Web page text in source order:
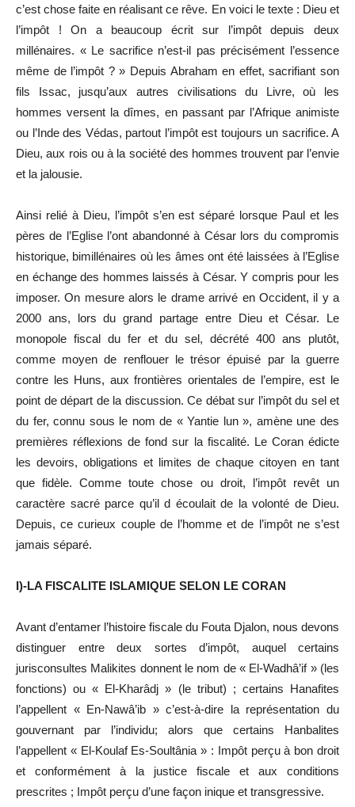
c’est chose faite en réalisant ce rêve. En voici le texte : Dieu et
l’impôt ! On a beaucoup écrit sur l’impôt depuis deux
millénaires. « Le sacrifice n’est-il pas précisément l’essence
même de l’impôt ? » Depuis Abraham en effet, sacrifiant son
fils Issac, jusqu’aux autres civilisations du Livre, où les
hommes versent la dîmes, en passant par l’Afrique animiste
ou l’Inde des Védas, partout l’impôt est toujours un sacrifice. A
Dieu, aux rois ou à la société des hommes trouvent par l’envie
et la jalousie.
Ainsi relié à Dieu, l’impôt s’en est séparé lorsque Paul et les
pères de l’Eglise l’ont abandonné à César lors du compromis
historique, bimillénaires où les âmes ont été laissées à l’Eglise
en échange des hommes laissés à César. Y compris pour les
imposer. On mesure alors le drame arrivé en Occident, il y a
2000 ans, lors du grand partage entre Dieu et César. Le
monopole fiscal du fer et du sel, décrété 400 ans plutôt,
comme moyen de renflouer le trésor épuisé par la guerre
contre les Huns, aux frontières orientales de l’empire, est le
point de départ de la discussion. Ce débat sur l’impôt du sel et
du fer, connu sous le nom de « Yantie lun », amène une des
premières réflexions de fond sur la fiscalité. Le Coran édicte
les devoirs, obligations et limites de chaque citoyen en tant
que fidèle. Comme toute chose ou droit, l’impôt revêt un
caractère sacré parce qu’il d écoulait de la volonté de Dieu.
Depuis, ce curieux couple de l’homme et de l’impôt ne s’est
jamais séparé.
I)-LA FISCALITE ISLAMIQUE SELON LE CORAN
Avant d’entamer l’histoire fiscale du Fouta Djalon, nous devons
distinguer entre deux sortes d’impôt, auquel certains
jurisconsultes Malikites donnent le nom de « El-Wadhâ’if » (les
fonctions) ou « El-Kharâdj » (le tribut) ; certains Hanafites
l’appellent « En-Nawâ’ib » c’est-à-dire la représentation du
gouvernant par l’individu; alors que certains Hanbalites
l’appellent « El-Koulaf Es-Soultânia » : Impôt perçu à bon droit
et conformément à la justice fiscale et aux conditions
prescrites ; Impôt perçu d’une façon inique et transgressive.